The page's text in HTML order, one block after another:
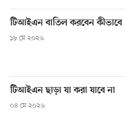
টিআইএন বাতিল করবেন কীভাবে
১৮ মে ২০২৬
টিআইএন ছাড়া যা করা যাবে না
০৪ মে ২০২৬